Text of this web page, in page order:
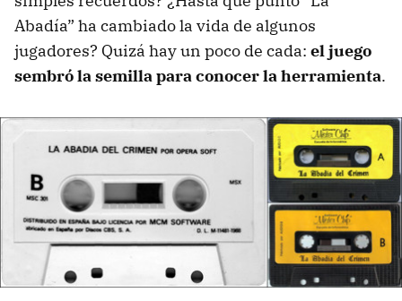
Abadía” ha cambiado la vida de algunos
jugadores? Quizá hay un poco de cada: el juego
sembró la semilla para conocer la herramienta.